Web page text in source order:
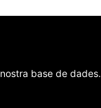
base de dades.